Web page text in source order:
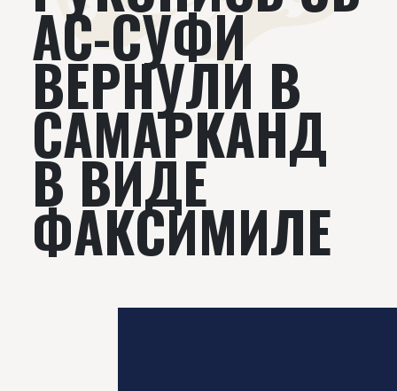
АС-СУФИ
ВЕРНУЛИ В
САМАРКАНД
В ВИДЕ
ФАКСИМИЛЕ